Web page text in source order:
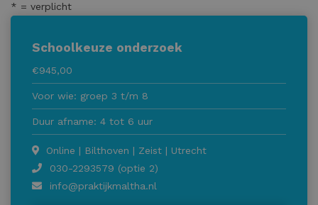
* = verplicht
Schoolkeuze onderzoek
€945,00
Voor wie: groep 3 t/m 8
Duur afname: 4 tot 6 uur
Online | Bilthoven | Zeist | Utrecht
030-2293579 (optie 2)
info@praktijkmaltha.nl